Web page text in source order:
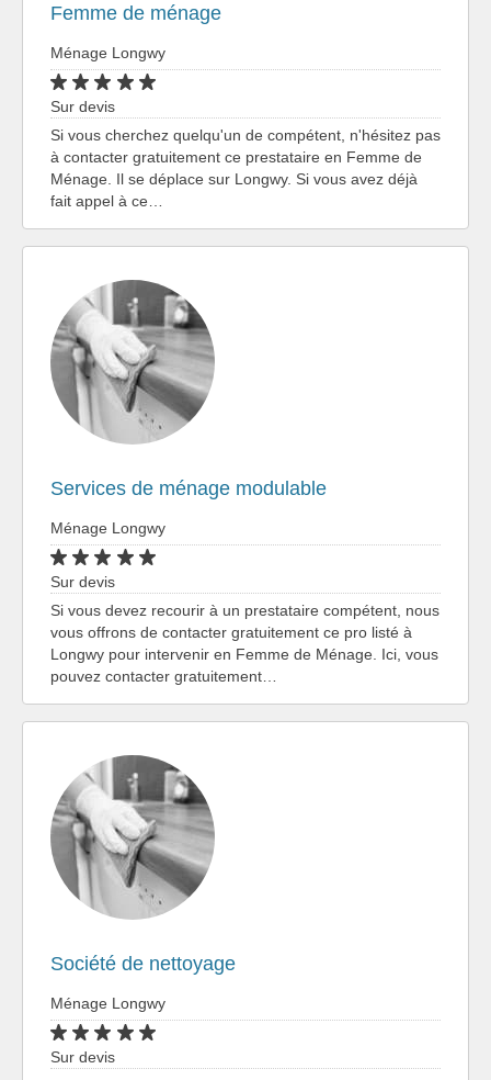
Femme de ménage
Ménage Longwy
Sur devis
Si vous cherchez quelqu'un de compétent, n'hésitez pas
à contacter gratuitement ce prestataire en Femme de
Ménage. Il se déplace sur Longwy. Si vous avez déjà
fait appel à ce…
Services de ménage modulable
Ménage Longwy
Sur devis
Si vous devez recourir à un prestataire compétent, nous
vous offrons de contacter gratuitement ce pro listé à
Longwy pour intervenir en Femme de Ménage. Ici, vous
pouvez contacter gratuitement…
Société de nettoyage
Ménage Longwy
Sur devis